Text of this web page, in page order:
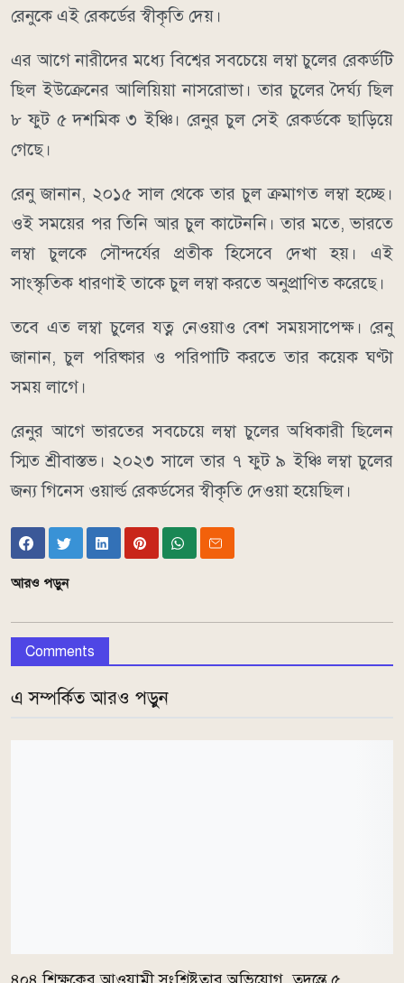
রেনুকে এই রেকর্ডের স্বীকৃতি দেয়।
এর আগে নারীদের মধ্যে বিশ্বের সবচেয়ে লম্বা চুলের রেকর্ডটি
ছিল ইউক্রেনের আলিয়িয়া নাসরোভা। তার চুলের দৈর্ঘ্য ছিল
৮ ফুট ৫ দশমিক ৩ ইঞ্চি। রেনুর চুল সেই রেকর্ডকে ছাড়িয়ে
গেছে।
রেনু জানান, ২০১৫ সাল থেকে তার চুল ক্রমাগত লম্বা হচ্ছে।
ওই সময়ের পর তিনি আর চুল কাটেননি। তার মতে, ভারতে
লম্বা চুলকে সৌন্দর্যের প্রতীক হিসেবে দেখা হয়। এই
সাংস্কৃতিক ধারণাই তাকে চুল লম্বা করতে অনুপ্রাণিত করেছে।
তবে এত লম্বা চুলের যত্ন নেওয়াও বেশ সময়সাপেক্ষ। রেনু
জানান, চুল পরিষ্কার ও পরিপাটি করতে তার কয়েক ঘণ্টা
সময় লাগে।
রেনুর আগে ভারতের সবচেয়ে লম্বা চুলের অধিকারী ছিলেন
স্মিত শ্রীবাস্তভ। ২০২৩ সালে তার ৭ ফুট ৯ ইঞ্চি লম্বা চুলের
জন্য গিনেস ওয়ার্ল্ড রেকর্ডসের স্বীকৃতি দেওয়া হয়েছিল।
আরও পড়ুন
Comments
এ সম্পর্কিত আরও পড়ুন